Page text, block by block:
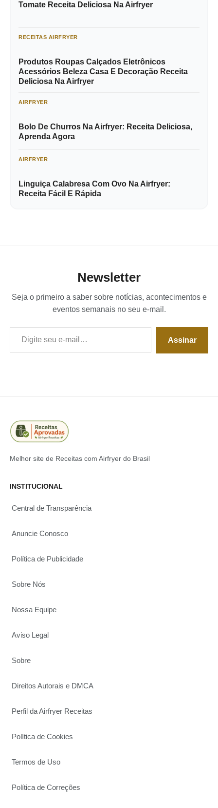
Tomate Receita Deliciosa Na Airfryer
RECEITAS AIRFRYER
Produtos Roupas Calçados Eletrônicos
Acessórios Beleza Casa E Decoração Receita
Deliciosa Na Airfryer
AIRFRYER
Bolo De Churros Na Airfryer: Receita Deliciosa,
Aprenda Agora
AIRFRYER
Linguiça Calabresa Com Ovo Na Airfryer:
Receita Fácil E Rápida
Newsletter
Seja o primeiro a saber sobre notícias, acontecimentos e
eventos semanais no seu e-mail.
Digite seu e-mail…
Assinar
Melhor site de Receitas com Airfryer do Brasil
INSTITUCIONAL
Central de Transparência
Anuncie Conosco
Política de Publicidade
Sobre Nós
Nossa Equipe
Aviso Legal
Sobre
Direitos Autorais e DMCA
Perfil da Airfryer Receitas
Política de Cookies
Termos de Uso
Política de Correções